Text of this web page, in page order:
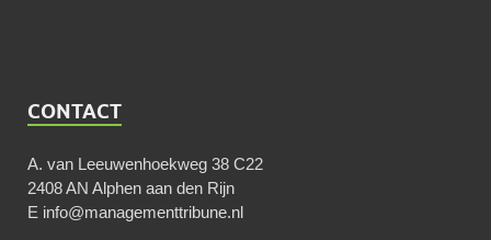
CONTACT
A. van Leeuwenhoekweg 38 C22
2408 AN Alphen aan den Rijn
E info@managementtribune.nl